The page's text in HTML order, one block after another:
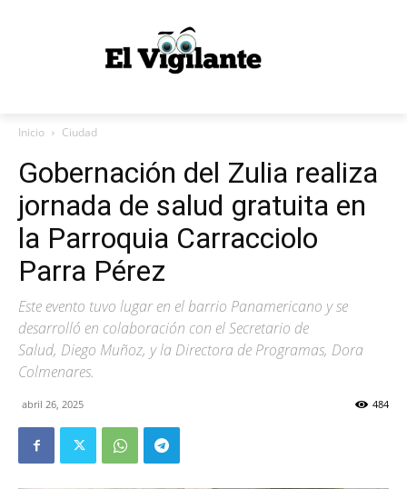
Inicio Ciudad
Gobernación del Zulia realiza
jornada de salud gratuita en
la Parroquia Carracciolo
Parra Pérez
Este evento tuvo lugar en el barrio Panamericano y se
desarrolló en colaboración con el Secretario de
Salud, Diego Muñoz, y la Directora de Programas, Dora
Colmenares.
abril 26, 2025 484